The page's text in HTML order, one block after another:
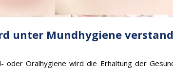
unter Mundhygiene
oder Oralhygiene wird die Erhaltung der